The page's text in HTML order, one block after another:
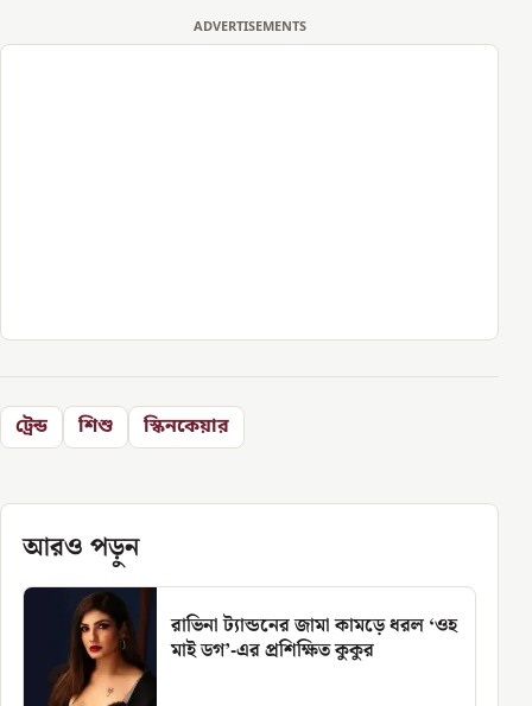
ADVERTISEMENTS
ট্রেন্ড শিশু স্কিনকেয়ার
আরও পড়ুন
রাভিনা ট্যান্ডনের জামা কামড়ে ধরল ‘ওহ
মাই ডগ’-এর প্রশিক্ষিত কুকুর